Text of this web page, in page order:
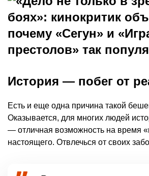
История — побег от
Есть и еще одна причина такой
Оказывается, для многих людей
— отличная возможность на время
настоящего. Отвлечься от своих